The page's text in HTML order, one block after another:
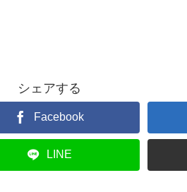
シェアする
Facebook
LINE